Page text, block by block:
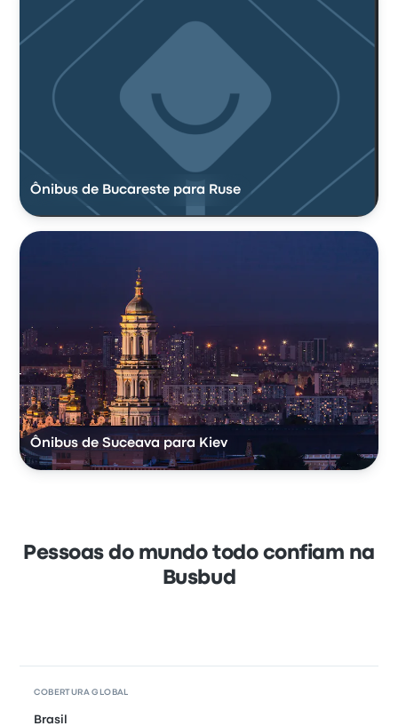
Ônibus de Bucareste para Ruse
Ônibus de Suceava para Kiev
Pessoas do mundo todo confiam na
Busbud
COBERTURA GLOBAL
Brasil